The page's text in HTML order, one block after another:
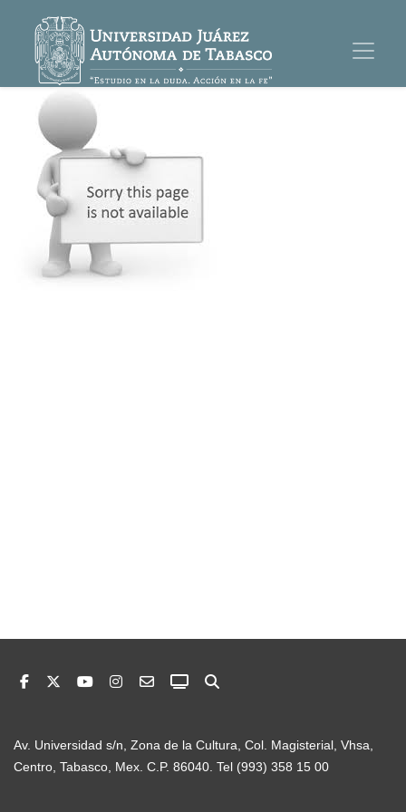
Av. Universidad s/n, Zona de la Cultura, Col. Magisterial, Vhsa,
Centro, Tabasco, Mex. C.P. 86040. Tel (993) 358 15 00